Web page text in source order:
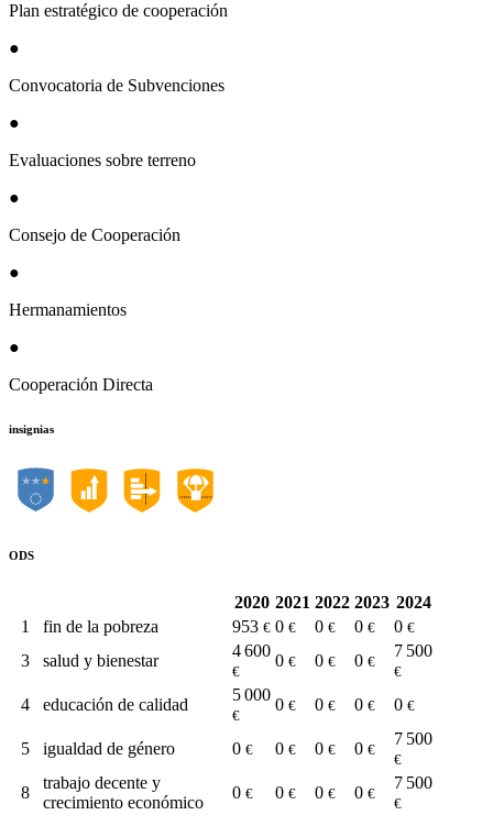
Plan estratégico de cooperación
●
Convocatoria de Subvenciones
●
Evaluaciones sobre terreno
●
Consejo de Cooperación
●
Hermanamientos
●
Cooperación Directa
insignias
ODS
2020 2021 2022 2023 2024
1
fin de la pobreza 953 € 0 € 0 € 0 € 0 €
3 salud y bienestar
4 600
€
0 € 0 € 0 €
7 500
€
4 educación de calidad
5 000
€
0 € 0 € 0 € 0 €
5 igualdad de género 0 € 0 € 0 € 0 €
7 500
€
8
trabajo decente y
crecimiento económico
0 € 0 € 0 € 0 €
7 500
€